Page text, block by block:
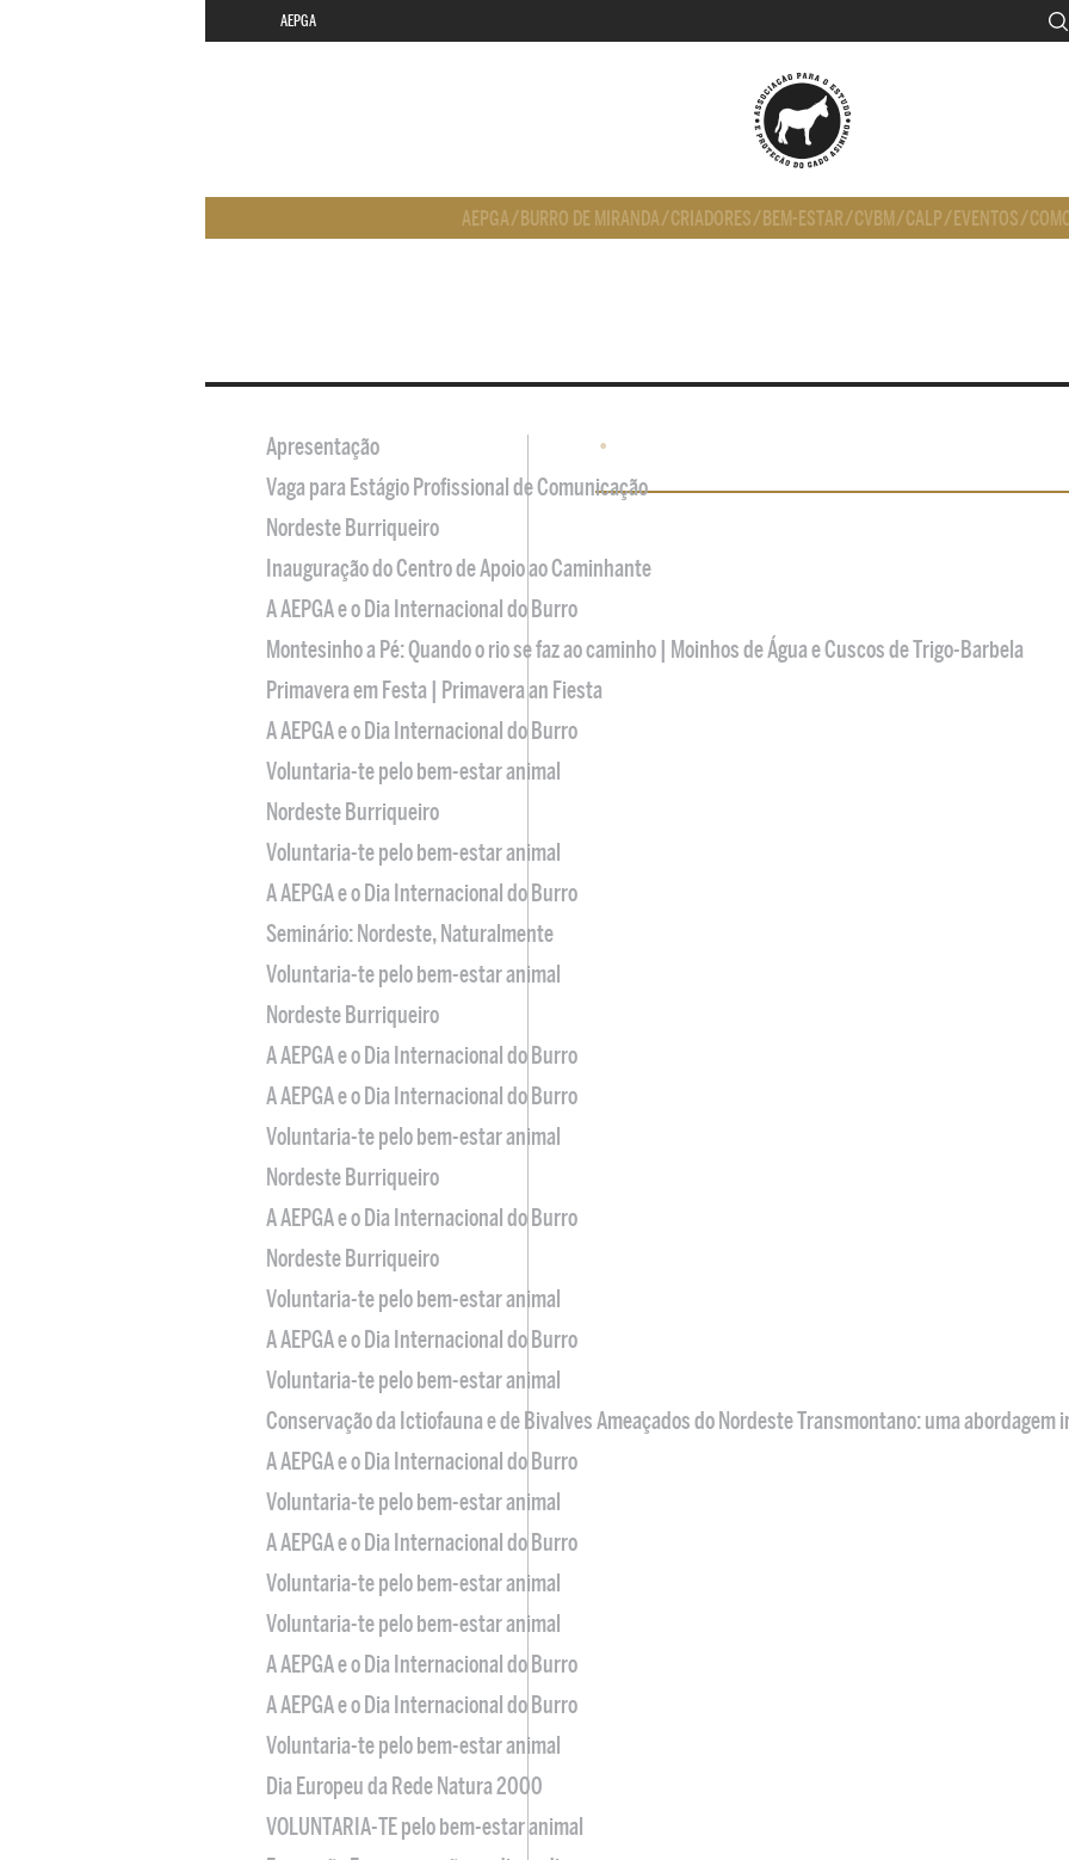
AEPGA
AEPGA/ BURRO DE MIRANDA/CRIADORES/ BEM-ESTAR/CVBM/CALP/ EVENTOS/
•
Apresentação
Vaga para Estágio Profissional de Comunicação
Nordeste Burriqueiro
Inauguração do Centro de Apoio ao Caminhante
A AEPGA e o Dia Internacional do Burro
Montesinho a Pé: Quando o rio se faz ao caminho | Moinhos de Água e Cuscos de Trigo-Barbela
Primavera em Festa | Primavera an Fiesta
A AEPGA e o Dia Internacional do Burro
Voluntaria-te pelo bem-estar animal
Nordeste Burriqueiro
Voluntaria-te pelo bem-estar animal
A AEPGA e o Dia Internacional do Burro
Seminário: Nordeste, Naturalmente
Voluntaria-te pelo bem-estar animal
Nordeste Burriqueiro
A AEPGA e o Dia Internacional do Burro
A AEPGA e o Dia Internacional do Burro
Voluntaria-te pelo bem-estar animal
Nordeste Burriqueiro
A AEPGA e o Dia Internacional do Burro
Nordeste Burriqueiro
Voluntaria-te pelo bem-estar animal
A AEPGA e o Dia Internacional do Burro
Voluntaria-te pelo bem-estar animal
Conservação da Ictiofauna e de Bivalves Ameaçados do Nordeste Transmontano: uma abordagem
A AEPGA e o Dia Internacional do Burro
Voluntaria-te pelo bem-estar animal
A AEPGA e o Dia Internacional do Burro
Voluntaria-te pelo bem-estar animal
Voluntaria-te pelo bem-estar animal
A AEPGA e o Dia Internacional do Burro
A AEPGA e o Dia Internacional do Burro
Voluntaria-te pelo bem-estar animal
Dia Europeu da Rede Natura 2000
VOLUNTARIA-TE pelo bem-estar animal